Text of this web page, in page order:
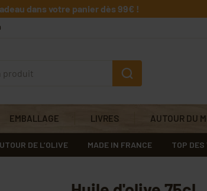
dans votre panier dès 99€ !
EMBALLAGE LIVRES AUTOUR DU
DE L’OLIVE MADE IN FRANCE TOP